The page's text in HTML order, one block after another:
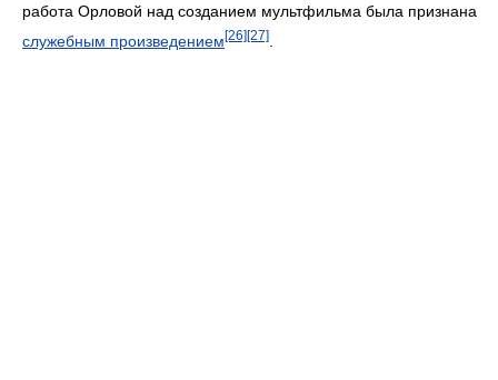
работа Орловой над созданием мультфильма была признана
служебным произведением [26] [27]